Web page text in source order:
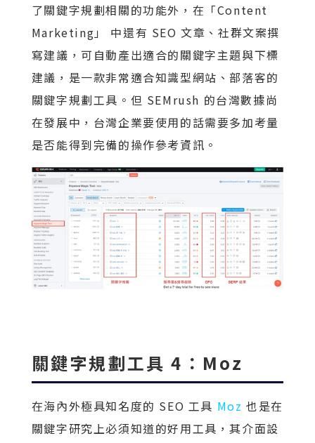
了關鍵字規劃相關的功能外，在「Content
Marketing」 中還有 SEO 文章、社群文案撰
寫建議，可自動產出適合的關鍵字主題與下標
建議，是一款非常適合知識型網站、部落客的
關鍵字規劃工具。但 SEMrush 的台灣數據尚
在發展中，台灣企業要使用的話需要多加考量
是否能得到完備的操作參考資訊。
關鍵字規劃工具 4：Moz
在海內外極具知名度的 SEO 工具 Moz 也是在
關鍵字研究上必須知道的好用工具，其介面設